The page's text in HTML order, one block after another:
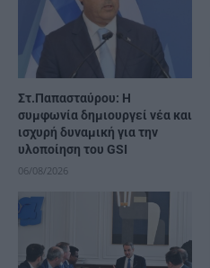
Στ.Παπασταύρου: Η
συμφωνία δημιουργεί νέα και
ισχυρή δυναμική για την
υλοποίηση του GSI
06/08/2026